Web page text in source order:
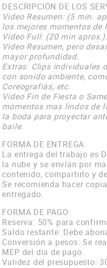
DESCRIPCIÓN DE LOS
Video Resumen: (5 min.
los mejores momentos de
Video Full: (20 min
Video Resumen, pero
mayor profundidad.
Extras: Clips individuales
con sonido ambiente,
Coreografiás, etc.
Video Fin de Fiesta o
momentos mas lindos de
la boda para proyectar
baile.
FORMA DE ENTREGA:
La entrega del trabajo es
la nube y se envían por
contenido, compartirlo y
Se recomienda hacer
entregado.
FORMA DE PAGO:
Reserva: 50% para
Saldo restante: Debe
Conversión a pesos: Se
MEP del día de pago.
Validez del presupuesto: